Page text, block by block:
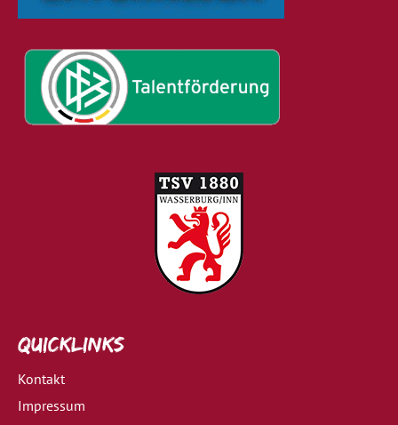
Quicklinks
Kontakt
Impressum